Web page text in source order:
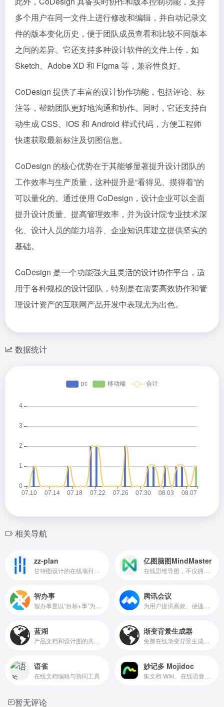
多个用户在同一文件上进行修改和编辑，并自动记录文
件的版本变化历史，便于团队成员查看和比较不同版本
之间的差异。它还支持多种设计软件的文件上传，如
Sketch、Adobe XD 和 Figma 等，兼容性良好。
CoDesign 提供了丰富的设计协作功能，包括评论、标
注等，帮助团队更好地沟通和协作。同时，它还支持自
动生成 CSS、iOS 和 Android 样式代码，方便工程师
快速获取最新标注及切图信息。
CoDesign 的核心优势在于其能够显著提升设计团队的
工作效率与生产质量，这种提升是“看得见、摸得着”的
可以量化的。通过使用 CoDesign，设计企业可以全面
提升设计质量、提高管理效率，并为设计院专业技术深
化、设计人员的能力培养、企业知识库建立提供坚实的
基础。
CoDesign 是一个功能强大且灵活的设计协作平台，适
用于各种规模的设计团队，特别是在需要高效协作和管
理设计资产的互联网产品开发中表现尤为出色。
数据统计
相关导航
zz-plan 亿图脑图MindMaster
智办事 腾讯会议
蓝湖 渐变背景生成器
语雀
在线文档编辑与协同工具
妙记多 Mojidoc
暂无评论